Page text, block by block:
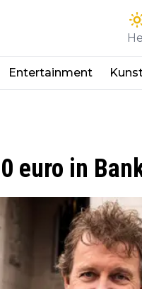
Entertainment
euro in